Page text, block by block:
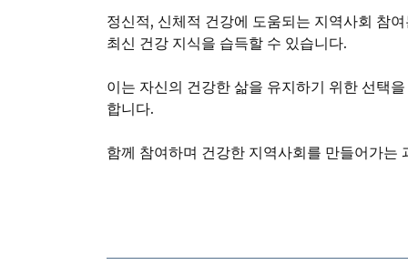
정신적, 신체적 건강에 도움되는 지역사회 참
최신 건강 지식을 습득할 수 있습니다.
이는 자신의 건강한 삶을 유지하기 위한 선택
합니다.
함께 참여하며 건강한 지역사회를 만들어가는